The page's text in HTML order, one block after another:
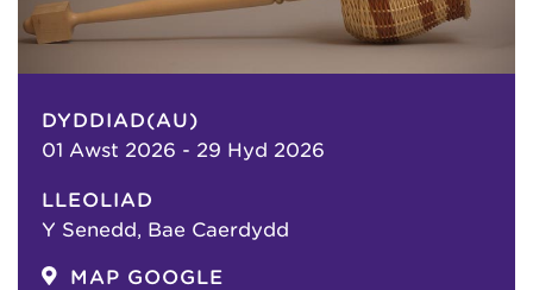
DYDDIAD(AU)
01 Awst 2026 - 29 Hyd 2026
LLEOLIAD
Y Senedd, Bae Caerdydd
MAP GOOGLE